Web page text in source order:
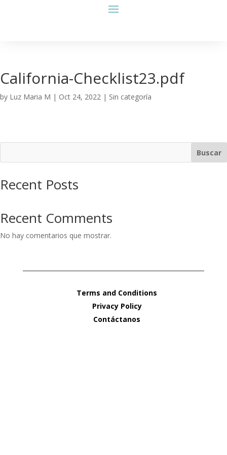
California-Checklist23.pdf
by Luz Maria M | Oct 24, 2022 | Sin categoría
Buscar
Recent Posts
Recent Comments
No hay comentarios que mostrar.
Terms and Conditions
Privacy Policy
Contáctanos